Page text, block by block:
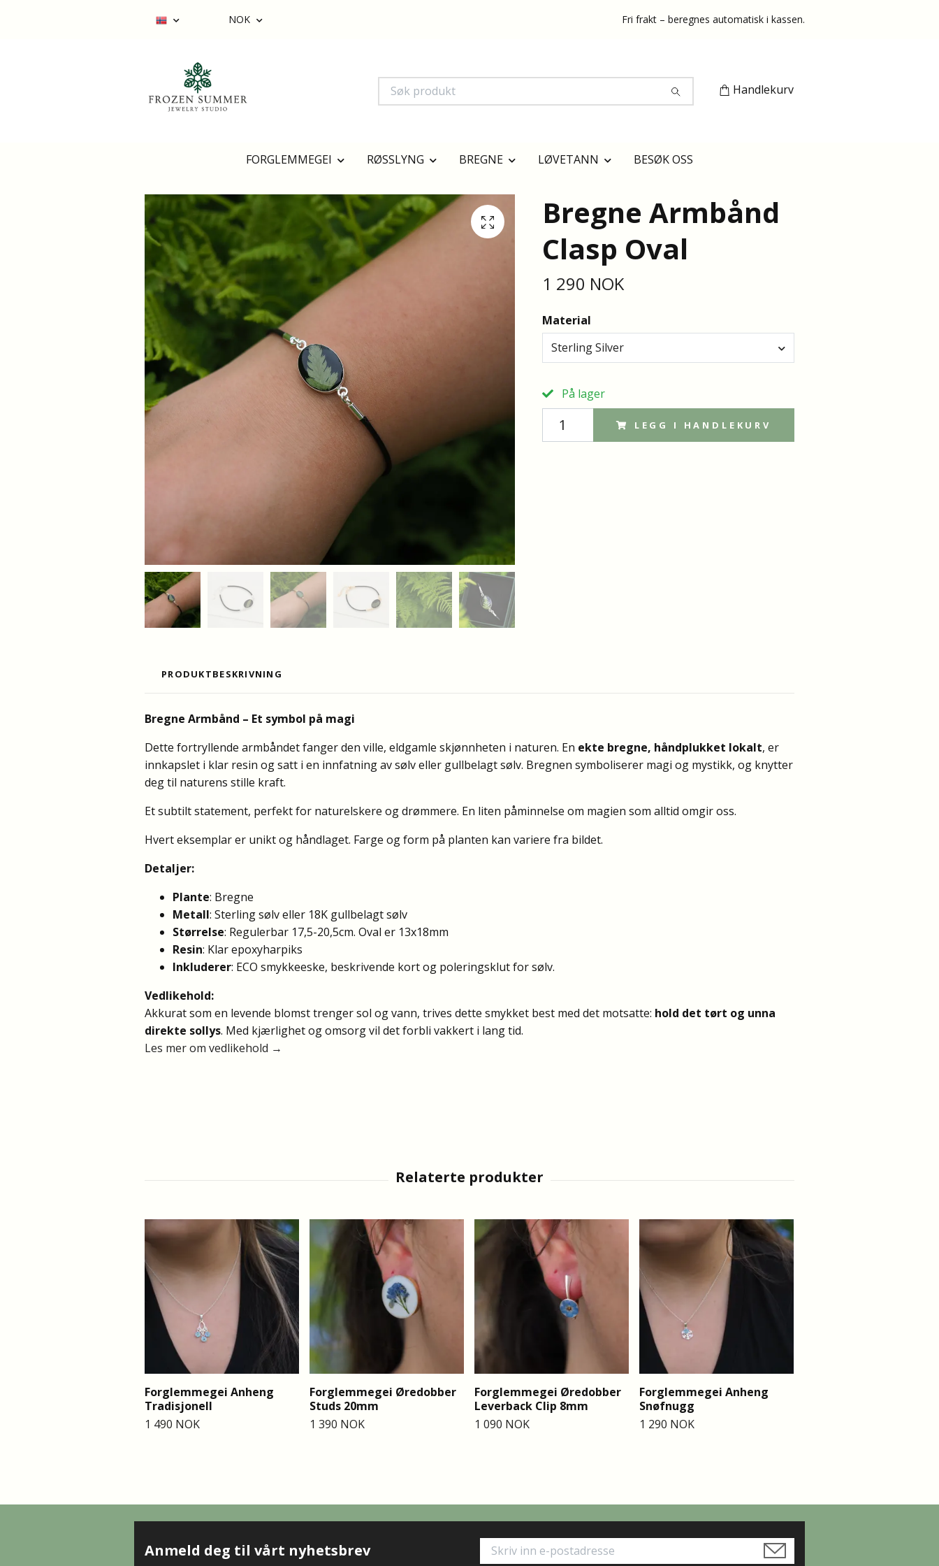
NOK Fri frakt – beregnes automatisk i kassen.
Handlekurv
FORGLEMMEGEI RØSSLYNG BREGNE LØVETANN BESØK OSS
Bregne Armbånd
Clasp Oval
1 290 NOK
Material
Sterling Silver
På lager
LEGG I HANDLEKURV
PRODUKTBESKRIVNING
Bregne Armbånd – Et symbol på magi
Dette fortryllende armbåndet fanger den ville, eldgamle skjønnheten i naturen. En ekte bregne, håndplukket lokalt, er
innkapslet i klar resin og satt i en innfatning av sølv eller gullbelagt sølv. Bregnen symboliserer magi og mystikk, og knytter
deg til naturens stille kraft.
Et subtilt statement, perfekt for naturelskere og drømmere. En liten påminnelse om magien som alltid omgir oss.
Hvert eksemplar er unikt og håndlaget. Farge og form på planten kan variere fra bildet.
Detaljer:
Plante: Bregne
Metall: Sterling sølv eller 18K gullbelagt sølv
Størrelse: Regulerbar 17,5-20,5cm. Oval er 13x18mm
Resin: Klar epoxyharpiks
Inkluderer: ECO smykkeeske, beskrivende kort og poleringsklut for sølv.
Vedlikehold:
Akkurat som en levende blomst trenger sol og vann, trives dette smykket best med det motsatte: hold det tørt og unna
direkte sollys. Med kjærlighet og omsorg vil det forbli vakkert i lang tid.
Les mer om vedlikehold →
Forglemmegei Anheng
Tradisjonell
1 490 NOK
Forglemmegei Øredobber
Studs 20mm
1 390 NOK
Forglemmegei Øredobber
Leverback Clip 8mm
1 090 NOK
Forglemmegei Anheng
Snøfnugg
1 290 NOK
Anmeld deg til vårt nyhetsbrev